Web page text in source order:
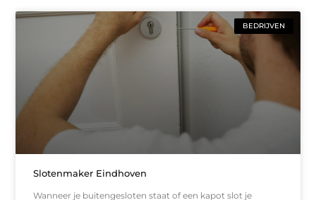
BEDRIJVEN
Slotenmaker Eindhoven
Wanneer je buitengesloten staat of een kapot slot je